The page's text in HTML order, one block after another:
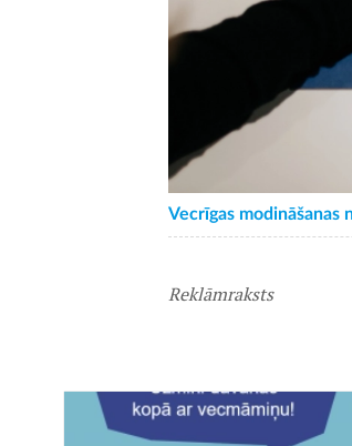
Vecrīgas modināšanas
Reklāmraksts